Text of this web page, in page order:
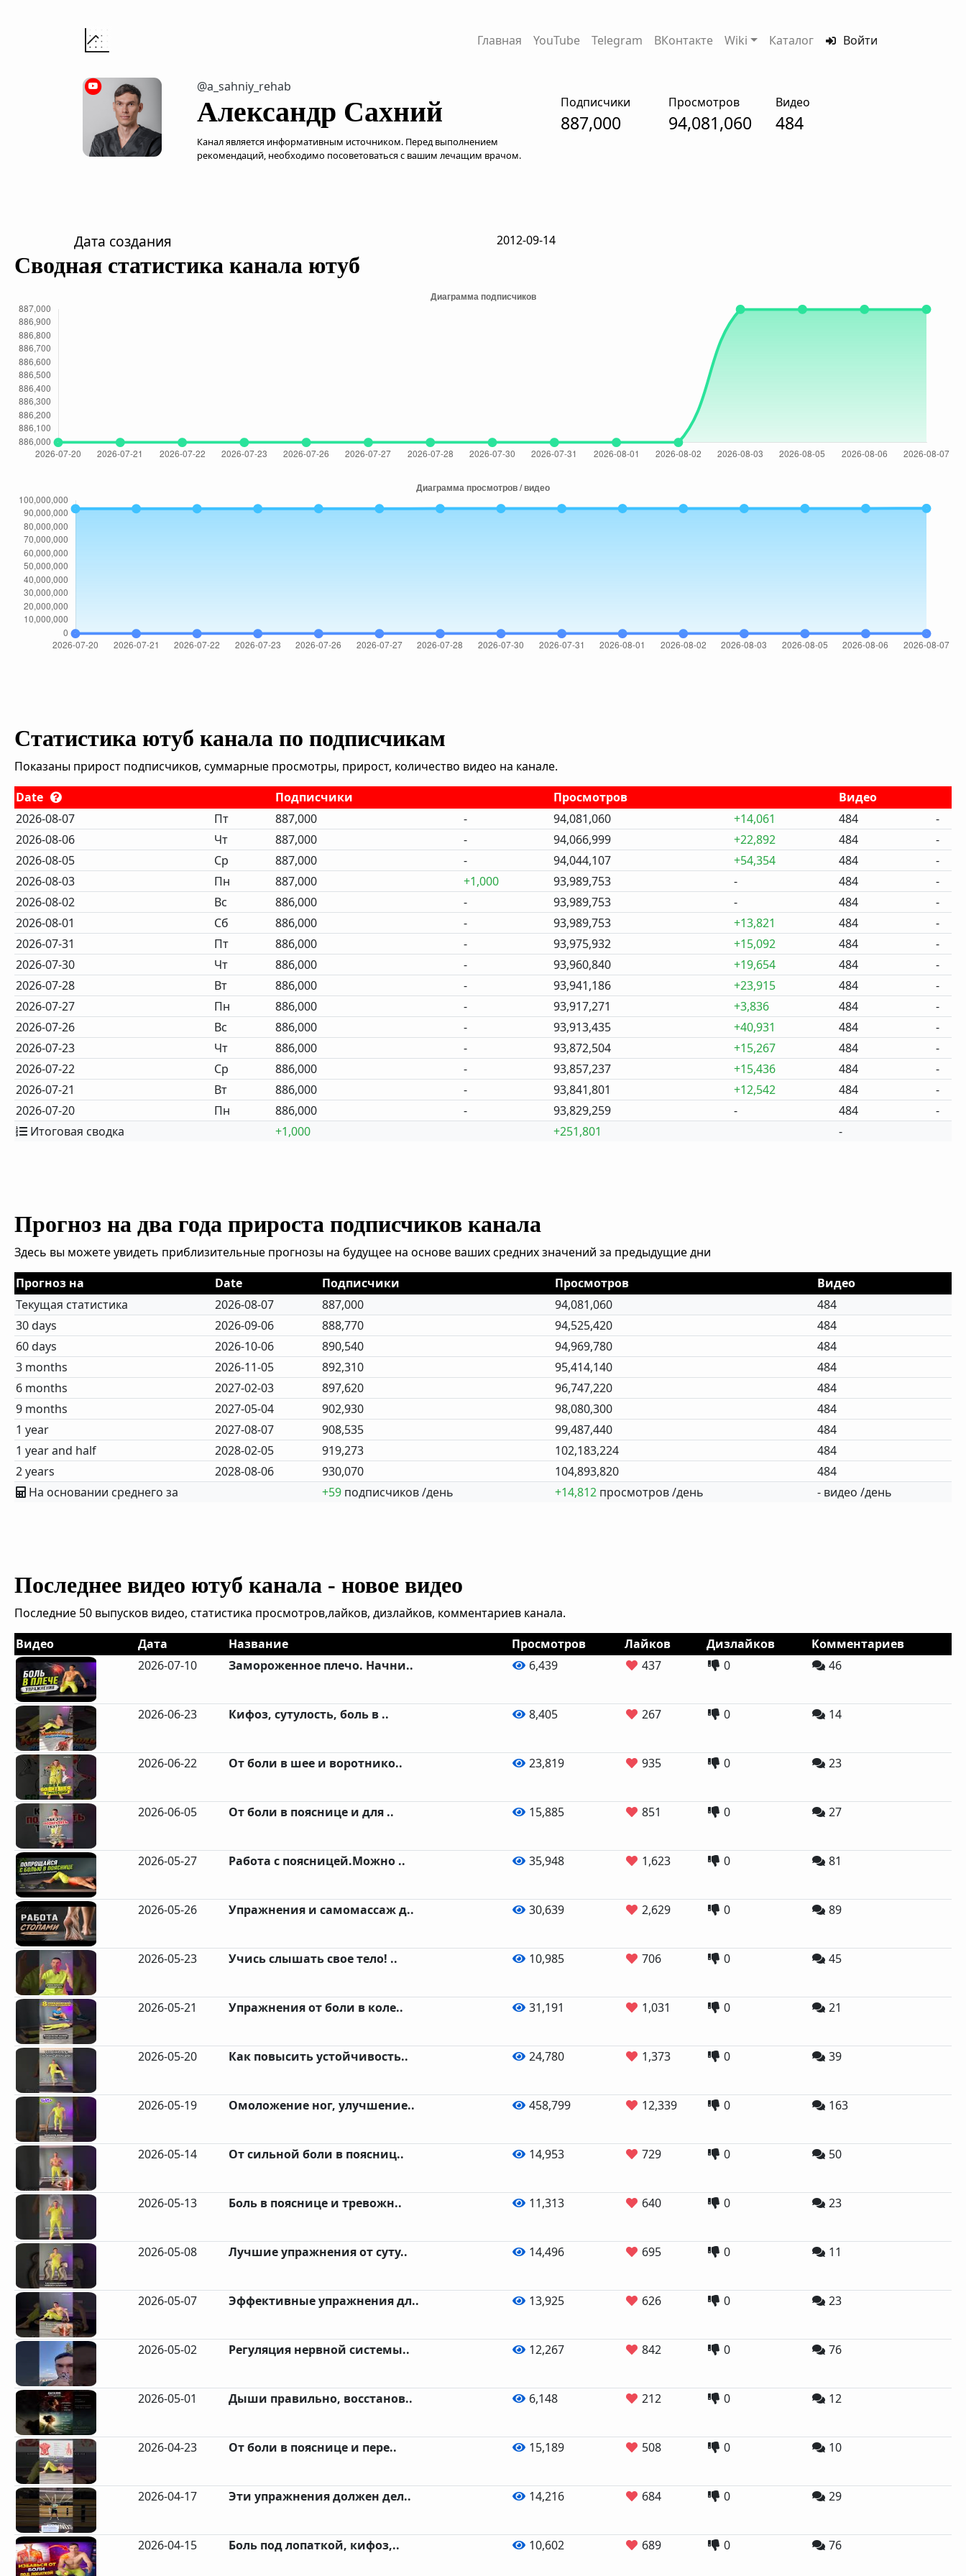
Главная YouTube Telegram ВКонтакте Wiki Каталог Войти
@a_sahniy_rehab
Александр Сахний
Канал является информативным источником. Перед выполнением
рекомендаций, необходимо посоветоваться с вашим лечащим врачом.
Подписчики
887,000
Просмотров
94,081,060
Видео
484
Дата создания 2012-09-14
Сводная статистика канала ютуб
Статистика ютуб канала по подписчикам
Показаны прирост подписчиков, суммарные просмотры, прирост, количество видео на канале.
Date
Подписчики Просмотров
Видео
2026-08-07
Пт 887,000 - 94,081,060 +14,061 484
-
2026-08-06
Чт 887,000 - 94,066,999 +22,892 484
-
2026-08-05
Ср 887,000 - 94,044,107 +54,354 484
-
2026-08-03
Пн 887,000 +1,000 93,989,753 - 484
-
2026-08-02
Вс 886,000 - 93,989,753 - 484
-
2026-08-01
Сб 886,000 - 93,989,753 +13,821 484
-
2026-07-31
Пт 886,000 - 93,975,932 +15,092 484
-
2026-07-30
Чт 886,000 - 93,960,840 +19,654 484
-
2026-07-28
Вт 886,000 - 93,941,186 +23,915 484
-
2026-07-27
Пн 886,000 - 93,917,271 +3,836 484
-
2026-07-26
Вс 886,000 - 93,913,435 +40,931 484
-
2026-07-23
Чт 886,000 - 93,872,504 +15,267 484
-
2026-07-22
Ср 886,000 - 93,857,237 +15,436 484
-
2026-07-21
Вт 886,000 - 93,841,801 +12,542 484
-
2026-07-20
Пн 886,000 - 93,829,259 - 484
-
Итоговая сводка
+1,000 +251,801 -
Прогноз на два года прироста подписчиков канала
Здесь вы можете увидеть приблизительные прогнозы на будущее на основе ваших средних значений за предыдущие дни
Прогноз на
Date Подписчики Просмотров
Видео
Текущая статистика
2026-08-07 887,000 94,081,060
484
30 days
2026-09-06 888,770 94,525,420
484
60 days
2026-10-06 890,540 94,969,780
484
3 months
2026-11-05 892,310 95,414,140
484
6 months
2027-02-03 897,620 96,747,220
484
9 months
2027-05-04 902,930 98,080,300
484
1 year
2027-08-07 908,535 99,487,440
484
1 year and half
2028-02-05 919,273 102,183,224
484
2 years
2028-08-06 930,070 104,893,820
484
На основании среднего за
+59 подписчиков /день +14,812 просмотров /день - видео /день
Последнее видео ютуб канала - новое видео
Последние 50 выпусков видео, статистика просмотров,лайков, дизлайков, комментариев канала.
Видео
Дата Название Просмотров Лайков Дизлайков
Комментариев
2026-07-10
Замороженное плечо. Начни.. 6,439 437 0 46
2026-06-23 Кифоз, сутулость, боль в .. 8,405 267 0 14
2026-06-22 От боли в шее и воротнико.. 23,819 935 0 23
2026-06-05 От боли в пояснице и для .. 15,885 851 0 27
2026-05-27 Работа с поясницей.Можно .. 35,948 1,623 0 81
2026-05-26 Упражнения и самомассаж д.. 30,639 2,629 0 89
2026-05-23 Учись слышать свое тело! .. 10,985 706 0 45
2026-05-21 Упражнения от боли в коле.. 31,191 1,031 0 21
2026-05-20 Как повысить устойчивость.. 24,780 1,373 0 39
2026-05-19 Омоложение ног, улучшение.. 458,799 12,339 0 163
2026-05-14 От сильной боли в поясниц.. 14,953 729 0 50
2026-05-13 Боль в пояснице и тревожн.. 11,313 640 0 23
2026-05-08 Лучшие упражнения от суту.. 14,496 695 0 11
2026-05-07 Эффективные упражнения дл.. 13,925 626 0 23
2026-05-02 Регуляция нервной системы.. 12,267 842 0 76
2026-05-01 Дыши правильно, восстанов.. 6,148 212 0 12
2026-04-23 От боли в пояснице и пере.. 15,189 508 0 10
2026-04-17 Эти упражнения должен дел.. 14,216 684 0 29
2026-04-15 Боль под лопаткой, кифоз,.. 10,602 689 0 76